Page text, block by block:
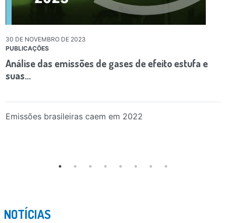
30 DE NOVEMBRO DE 2023
PUBLICAÇÕES
Análise das emissões de gases de efeito estufa e
suas…
Emissões brasileiras caem em 2022
NOTÍCIAS